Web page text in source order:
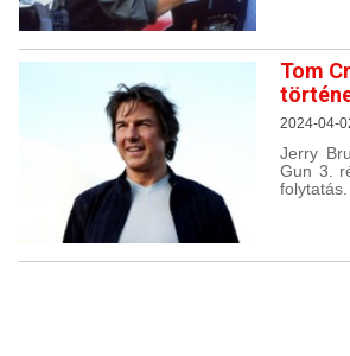
Tom
2024-04-
Jerry
Gun 3.
folytatás.